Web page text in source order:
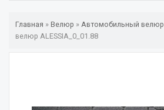
Главная » Велюр » Автомобильный велюр
велюр ALESSIA_0_01.88